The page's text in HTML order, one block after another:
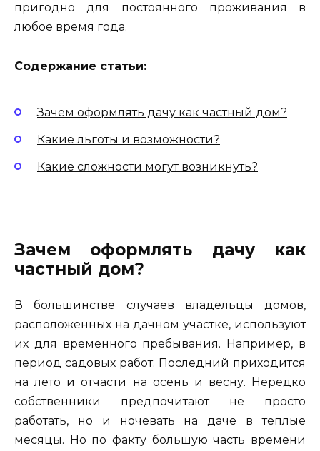
пригодно для постоянного проживания в
любое время года.
Содержание статьи:
Зачем оформлять дачу как частный дом?
Какие льготы и возможности?
Какие сложности могут возникнуть?
Зачем оформлять дачу как
частный дом?
В большинстве случаев владельцы домов,
расположенных на дачном участке, используют
их для временного пребывания. Например, в
период садовых работ. Последний приходится
на лето и отчасти на осень и весну. Нередко
собственники предпочитают не просто
работать, но и ночевать на даче в теплые
месяцы. Но по факту большую часть времени